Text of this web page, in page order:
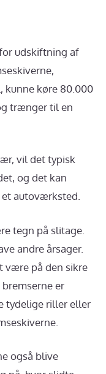
udskiftning af
køre 80.000
trænger til en
vil det typisk
og det kan
autoværksted.
tegn på slitage.
andre årsager.
være på den sikre
er
tydelige riller eller
også blive